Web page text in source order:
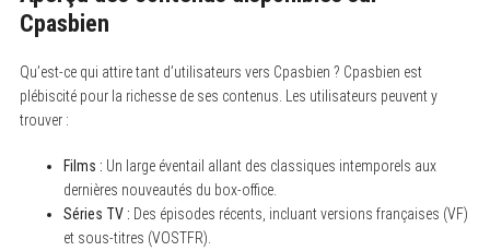
Cpasbien
Qu’est-ce qui attire tant d’utilisateurs vers Cpasbien ? Cpasbien est
plébiscité pour la richesse de ses contenus. Les utilisateurs peuvent y
trouver :
Films : Un large éventail allant des classiques intemporels aux
dernières nouveautés du box-office.
Séries TV : Des épisodes récents, incluant versions françaises (VF)
et sous-titres (VOSTFR).